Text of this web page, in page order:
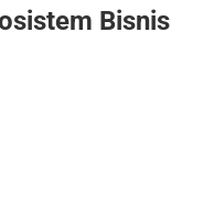
Bisnis